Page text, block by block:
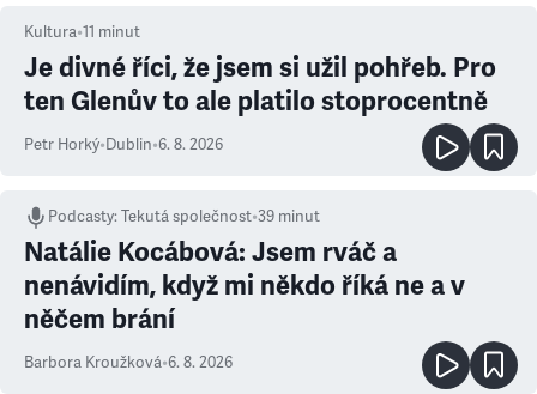
Kultura•11 minut
Je divné říci, že jsem si užil pohřeb. Pro
ten Glenův to ale platilo stoprocentně
Petr Horký•Dublin•6. 8. 2026
Podcasty:Tekutá společnost•39 minut
Natálie Kocábová: Jsem rváč a
nenávidím, když mi někdo říká ne a v
něčem brání
Barbora Kroužková•6. 8. 2026